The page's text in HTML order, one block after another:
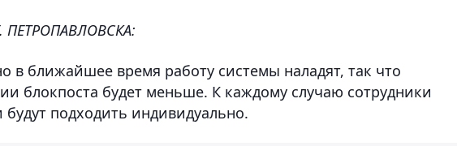
ПЕТРОПАВЛОВСКА:
в ближайшее время работу системы наладят, так что
блокпоста будет меньше. К каждому случаю сотрудники
подходить индивидуально.